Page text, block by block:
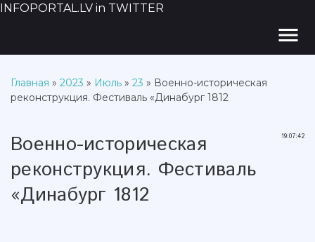
INFOPORTAL.LV in TWITTER
menu
Главная » 2023 » Июль » 23 » Военно-историческая
реконструкция. Фестиваль «Динабург 1812
19:07:42
Военно-историческая
реконструкция. Фестиваль
«Динабург 1812